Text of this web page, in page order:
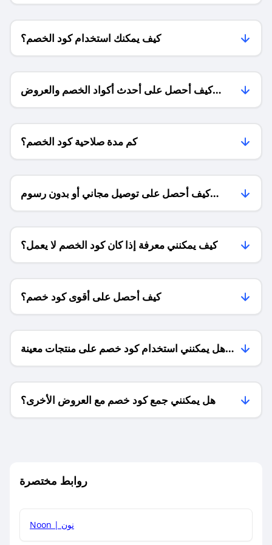
كيف يمكنك استخدام كود الخصم؟
كيف أحصل على أحدث أكواد الخصم والعروض
للمتاجر؟
كم مدة صلاحية كود الخصم؟
كيف أحصل على توصيل مجاني أو بدون رسوم
الشحن ؟
كيف يمكنني معرفة إذا كان كود الخصم لا يعمل؟
كيف أحصل على أقوى كود خصم؟
هل يمكنني استخدام كود خصم على منتجات معينة
فقط؟
هل يمكنني جمع كود خصم مع العروض الأخرى؟
روابط مختصرة
Noon | نون